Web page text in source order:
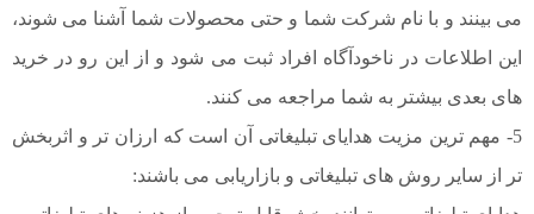
می بینند و با نام شرکت شما و حتی محصولات شما آشنا می شوند،
این اطلاعات در ناخودآگاه افراد ثبت می شود و از این رو در خرید
های بعدی بیشتر به شما مراجعه می کنند.
5- مهم ترین مزیت هدایای تبلیغاتی آن است که ارزان تر و اثربخش
تر از سایر روش های تبلیغاتی و بازاریابی می باشند: